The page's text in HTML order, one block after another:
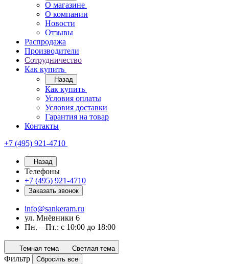
О магазине
О компании
Новости
Отзывы
Распродажа
Производители
Сотрудничество
Как купить
Назад
Как купить
Условия оплаты
Условия доставки
Гарантия на товар
Контакты
+7 (495) 921-4710
Назад
Телефоны
+7 (495) 921-4710
Заказать звонок
info@sankeram.ru
ул. Мнёвники 6
Пн. – Пт.: с 10:00 до 18:00
Темная тема Светлая тема
Фильтр Сбросить все